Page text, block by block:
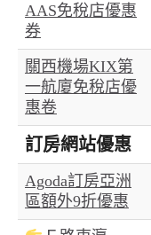
AAS免稅店優惠
券
關西機場KIX第
一航廈免稅店優
惠卷
訂房網站優惠
Agoda訂房亞洲
區額外9折優惠